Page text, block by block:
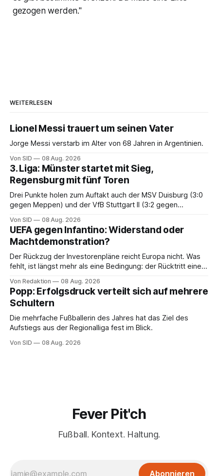
gezogen werden."
WEITERLESEN
Lionel Messi trauert um seinen Vater
Jorge Messi verstarb im Alter von 68 Jahren in Argentinien.
Von SID 08 Aug. 2026
3. Liga: Münster startet mit Sieg,
Regensburg mit fünf Toren
Drei Punkte holen zum Auftakt auch der MSV Duisburg (3:0
gegen Meppen) und der VfB Stuttgart II (3:2 gegen
Von SID 08 Aug. 2026
UEFA gegen Infantino: Widerstand oder
Machtdemonstration?
Der Rückzug der Investorenpläne reicht Europa nicht. Was
fehlt, ist längst mehr als eine Bedingung: der Rücktritt eines
Von Redaktion 08 Aug. 2026
Popp: Erfolgsdruck verteilt sich auf mehrere
Schultern
Die mehrfache Fußballerin des Jahres hat das Ziel des
Aufstiegs aus der Regionalliga fest im Blick.
Von SID 08 Aug. 2026
Fever Pit'ch
Fußball. Kontext. Haltung.
Abonnieren